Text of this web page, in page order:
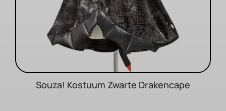
Souza! Kostuum Zwarte Drakencape